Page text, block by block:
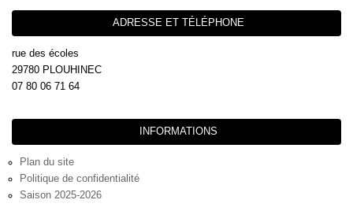
ADRESSE ET TÉLÉPHONE
rue des écoles
29780 PLOUHINEC
07 80 06 71 64
INFORMATIONS
Plan du site
Politique de confidentialité
Saison 2025-2026